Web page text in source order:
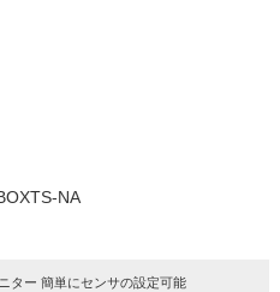
NA
ター 簡単にセンサの設定可能